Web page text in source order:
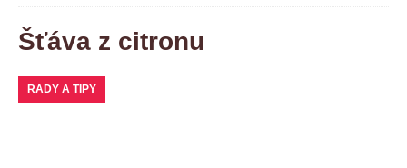
Šťáva z citronu
RADY A TIPY